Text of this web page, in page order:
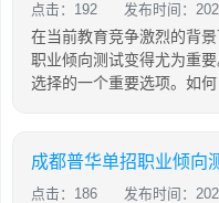
点击：192 发布时间：
在当前教育竞争激烈的背
职业倾向测试变得尤为重
选择的一个重要选项。如何
成都普华单招职业倾向
点击：186 发布时间：